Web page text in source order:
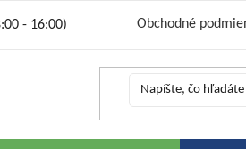
- 16:00) Obchodné